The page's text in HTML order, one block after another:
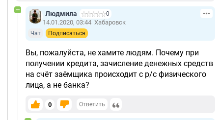
Людмила 0
14.01.2020, 03:44 Хабаровск
Чат Подписаться
Вы, пожалуйста, не хамите людям. Почему при
получении кредита, зачисление денежных средств
на счёт заёмщика происходит с р/с физического
лица, а не банка?
0 Ответить